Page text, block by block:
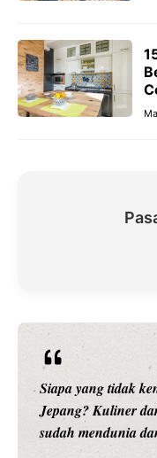
Siapa yang tidak
Jepang? Kuliner
sudah mendunia